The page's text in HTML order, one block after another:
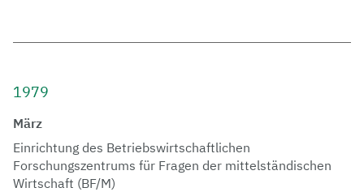
1979
März
Einrichtung des Betriebswirtschaftlichen
Forschungszentrums für Fragen der mittelständischen
Wirtschaft (BF/M)